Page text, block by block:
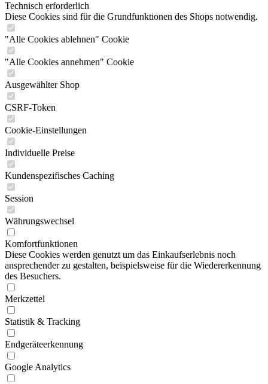
Technisch erforderlich
Diese Cookies sind für die Grundfunktionen des Shops notwendig.
"Alle Cookies ablehnen" Cookie
"Alle Cookies annehmen" Cookie
Ausgewählter Shop
CSRF-Token
Cookie-Einstellungen
Individuelle Preise
Kundenspezifisches Caching
Session
Währungswechsel
Komfortfunktionen
Diese Cookies werden genutzt um das Einkaufserlebnis noch
ansprechender zu gestalten, beispielsweise für die Wiedererkennung
des Besuchers.
Merkzettel
Statistik & Tracking
Endgeräteerkennung
Google Analytics